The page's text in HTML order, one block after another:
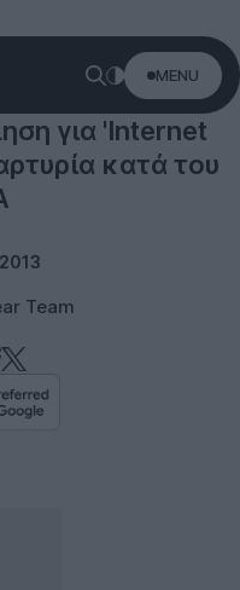
MENU
για 'Internet
κατά του
Team